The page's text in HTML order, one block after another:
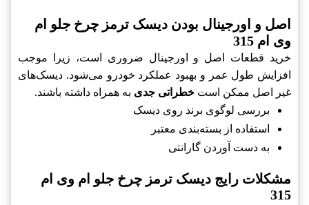
اصل و اورجینال بودن ديسک ترمز چرخ جلو ام
وی ام 315
خرید قطعات اصل و اورجینال ضروری است، زیرا موجب
افزایش طول عمر و بهبود عملکرد خودرو می‌شود. ديسک‌های
غیر اصل ممکن است خطراتی جدی به همراه داشته باشند.
بررسی لوگوی برند روی ديسک
استفاده از بسته‌بندی معتبر
به دست آوردن گارانتی
مشکلات رایج ديسک ترمز چرخ جلو ام وی ام
315